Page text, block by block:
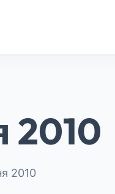
2010
2010